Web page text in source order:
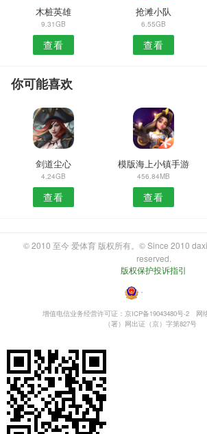
木桩英雄
9.31GB
查看
抢滩小队
6.55GB
查看
你可能喜欢
剑道尘心
4.24GB
查看
模版海上小镇手游
456.84MB
查看
© 2010 至今 爱体育 版权所有。© Since 2010
reserved.
版权保护投诉指引
・
增值电信业务经营许可证：京ICP备19043480号-2
网
（署）网出证（京）字第827号